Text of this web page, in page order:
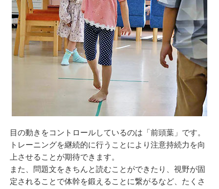
目の動きをコントロールしているのは「前頭葉」です。
トレーニングを継続的に行うことにより注意持続力を向
上させることが期待できます。
また、問題文をきちんと読むことができたり、視野が固
定されることで体幹を鍛えることに繋がるなど、たくさ